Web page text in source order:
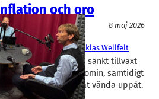
och oro
8 maj 2026
Lejonkulan
, Jonny Björklund, Niklas Wellfelt
har ökat risken för sänkt tillväxt
inflation i världsekonomin, samtidigt
har börjat vända uppåt.
har brutit…